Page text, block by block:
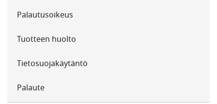
Palautusoikeus
Tuotteen huolto
Tietosuojakäytäntö
Palaute